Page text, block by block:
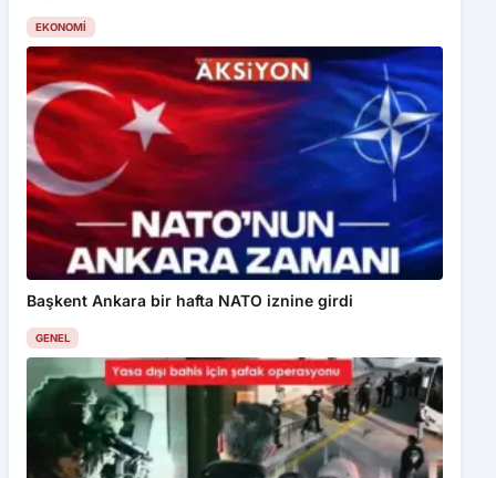
EKONOMI
Başkent Ankara bir hafta NATO iznine girdi
GENEL